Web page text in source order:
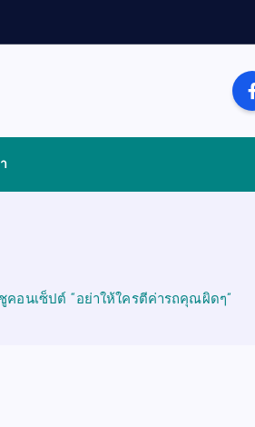
อนเซ็ปต์ “อย่าให้ใครตีค่ารถคุณผิดๆ”